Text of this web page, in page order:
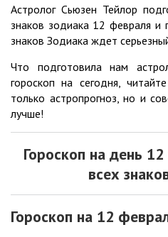
Астролог Сьюзен Тейлор
знаков зодиака 12 февраля и
знаков Зодиака ждет
Что подготовила нам
гороскоп на сегодня,
только астропрогноз, но и
лучше!
Гороскоп на день 12
всех
Гороскоп на 12